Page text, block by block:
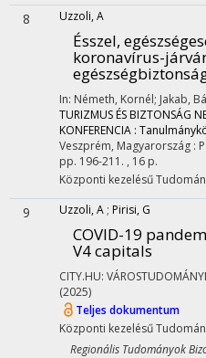
8 Uzzoli, A
Ésszel,
koronavírus-
In: Németh, Kornél; Jakab,
TURIZMUS ÉS BIZTONSÁG
KONFERENCIA :
Veszprém, Magyarország :
pp. 196-211. , 16 p.
Központi kezelésű
9 Uzzoli, A ; Pirisi, G
COVID-19
V4 capitals
CITY.HU:
(2025)
Teljes dokumentum
Központi kezelésű
Regionális Tudományok